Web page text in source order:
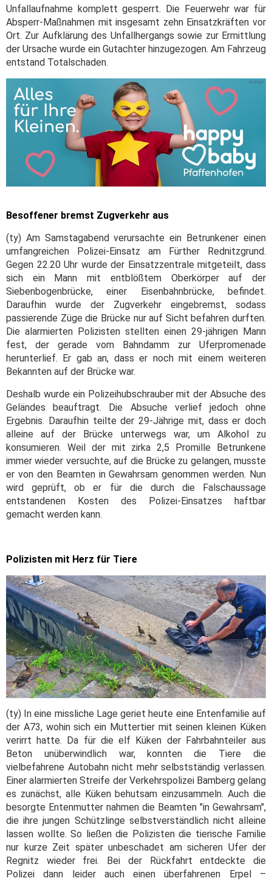
Unfallaufnahme komplett gesperrt. Die Feuerwehr war für
Absperr-Maßnahmen mit insgesamt zehn Einsatzkräften vor
Ort. Zur Aufklärung des Unfallhergangs sowie zur Ermittlung
der Ursache wurde ein Gutachter hinzugezogen. Am Fahrzeug
entstand Totalschaden.
Besoffener bremst Zugverkehr aus
(ty) Am Samstagabend verursachte ein Betrunkener einen
umfangreichen Polizei-Einsatz am Fürther Rednitzgrund.
Gegen 22.20 Uhr wurde der Einsatzzentrale mitgeteilt, dass
sich ein Mann mit entblößtem Oberkörper auf der
Siebenbogenbrücke, einer Eisenbahnbrücke, befindet.
Daraufhin wurde der Zugverkehr eingebremst, sodass
passierende Züge die Brücke nur auf Sicht befahren durften.
Die alarmierten Polizisten stellten einen 29-jährigen Mann
fest, der gerade vom Bahndamm zur Uferpromenade
herunterlief. Er gab an, dass er noch mit einem weiteren
Bekannten auf der Brücke war.
Deshalb wurde ein Polizeihubschrauber mit der Absuche des
Geländes beauftragt. Die Absuche verlief jedoch ohne
Ergebnis. Daraufhin teilte der 29-Jährige mit, dass er doch
alleine auf der Brücke unterwegs war, um Alkohol zu
konsumieren. Weil der mit zirka 2,5 Promille Betrunkene
immer wieder versuchte, auf die Brücke zu gelangen, musste
er von den Beamten in Gewahrsam genommen werden. Nun
wird geprüft, ob er für die durch die Falschaussage
entstandenen Kosten des Polizei-Einsatzes haftbar
gemacht werden kann.
Polizisten mit Herz für Tiere
(ty) In eine missliche Lage geriet heute eine Entenfamilie auf
der A73, wohin sich ein Muttertier mit seinen kleinen Küken
verirrt hatte. Da für die elf Küken der Fahrbahnteiler aus
Beton unüberwindlich war, konnten die Tiere die
vielbefahrene Autobahn nicht mehr selbstständig verlassen.
Einer alarmierten Streife der Verkehrspolizei Bamberg gelang
es zunächst, alle Küken behutsam einzusammeln. Auch die
besorgte Entenmutter nahmen die Beamten "in Gewahrsam",
die ihre jungen Schützlinge selbstverständlich nicht alleine
lassen wollte. So ließen die Polizisten die tierische Familie
nur kurze Zeit später unbeschadet am sicheren Ufer der
Regnitz wieder frei. Bei der Rückfahrt entdeckte die
Polizei dann leider auch einen überfahrenen Erpel –